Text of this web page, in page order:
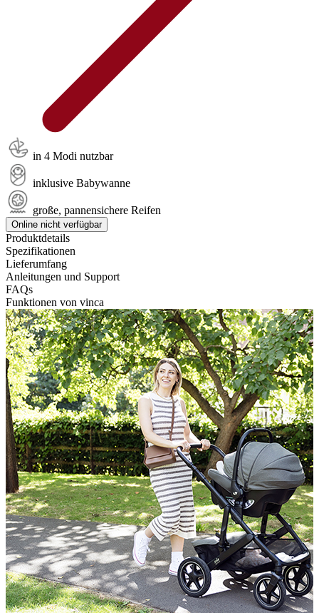
in 4 Modi nutzbar
inklusive Babywanne
große, pannensichere Reifen
Online nicht verfügbar
Produktdetails
Spezifikationen
Lieferumfang
Anleitungen und Support
FAQs
Funktionen von vinca